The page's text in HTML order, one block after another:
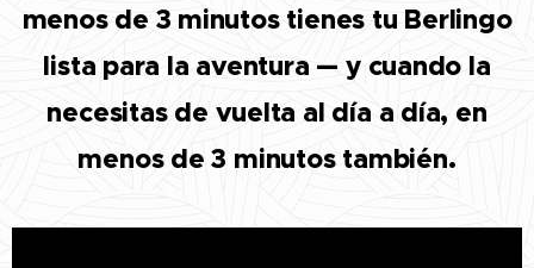
menos de 3 minutos tienes tu Berlingo
lista para la aventura — y cuando la
necesitas de vuelta al día a día, en
menos de 3 minutos también.